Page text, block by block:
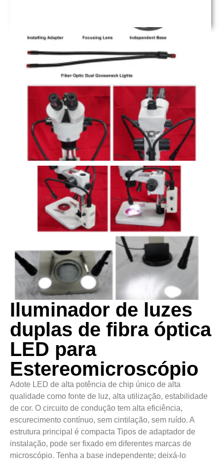
Iluminador de luzes
duplas de fibra óptica
LED para
Estereomicroscópio
Adote LED de alta potência de chip único de alta
qualidade como fonte de luz, alta utilização, estabilidade
de cor. O circuito de condução tem alta eficiência,
escurecimento contínuo, sem cintilação, sem ruído. A
estrutura principal é compacta Tipos de adaptador de
instalação, pode ser fixado em diferentes marcas de
microscópio. Tenha a base independente; deixá-lo